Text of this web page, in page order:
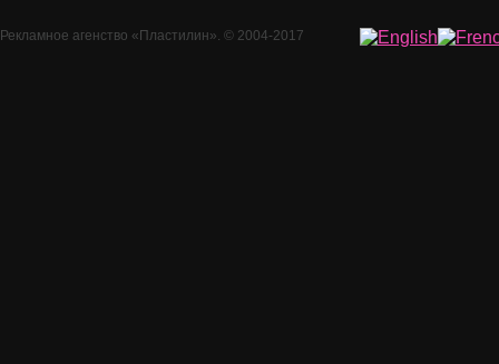
Рекламное агенство «Пластилин». © 2004-2017